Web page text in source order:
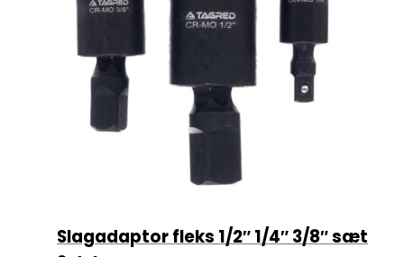
Slagadaptor fleks 1/2″ 1/4″ 3/8″ sæt